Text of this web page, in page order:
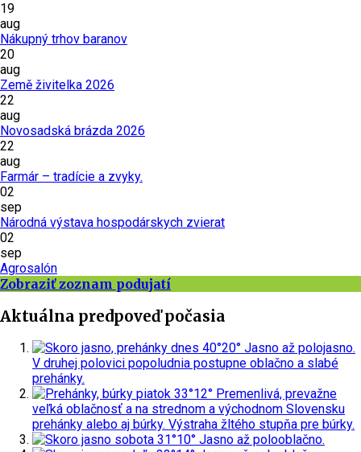
19
aug
Nákupný trhov baranov
20
aug
Země živitelka 2026
22
aug
Novosadská brázda 2026
22
aug
Farmár – tradície a zvyky.
02
sep
Národná výstava hospodárskych zvierat
02
sep
Agrosalón
Zobraziť zoznam podujatí
Aktuálna predpoveď počasia
dnes 40°20° Jasno až polojasno.
V druhej polovici popoludnia postupne oblačno a slabé
prehánky.
piatok 33°12° Premenlivá, prevažne
veľká oblačnosť a na strednom a východnom Slovensku
prehánky alebo aj búrky. Výstraha žltého stupňa pre búrky.
sobota 31°10° Jasno až polooblačno.